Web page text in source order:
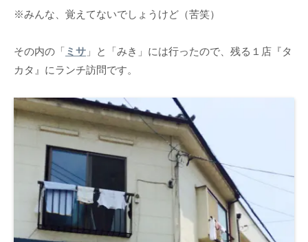
※みんな、覚えてないでしょうけど（苦笑）
その内の「 ミサ 」と「みき」には行ったので、残る１店『タ
カタ』にランチ訪問です。